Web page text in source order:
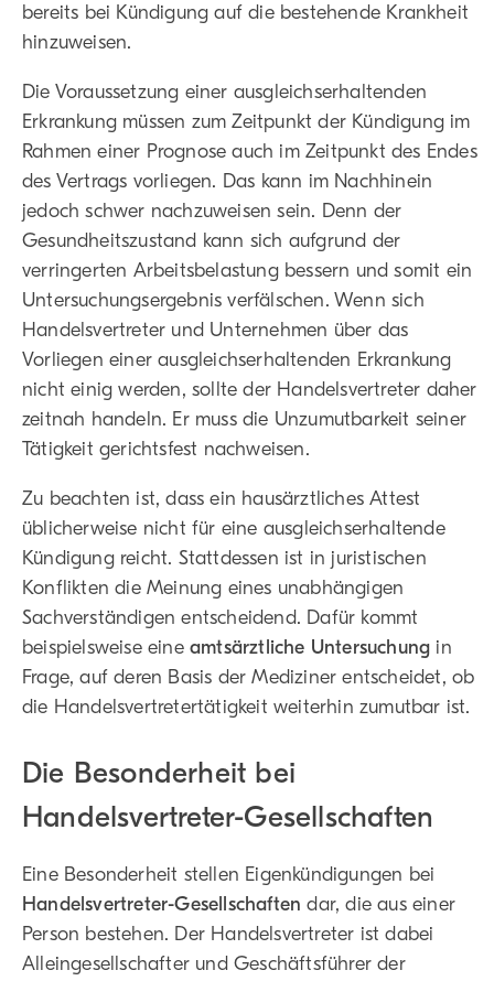
bereits bei Kündigung auf die bestehende Krankheit
hinzuweisen.
Die Voraussetzung einer ausgleichserhaltenden
Erkrankung müssen zum Zeitpunkt der Kündigung im
Rahmen einer Prognose auch im Zeitpunkt des Endes
des Vertrags vorliegen. Das kann im Nachhinein
jedoch schwer nachzuweisen sein. Denn der
Gesundheitszustand kann sich aufgrund der
verringerten Arbeitsbelastung bessern und somit ein
Untersuchungsergebnis verfälschen. Wenn sich
Handelsvertreter und Unternehmen über das
Vorliegen einer ausgleichserhaltenden Erkrankung
nicht einig werden, sollte der Handelsvertreter daher
zeitnah handeln. Er muss die Unzumutbarkeit seiner
Tätigkeit gerichtsfest nachweisen.
Zu beachten ist, dass ein hausärztliches Attest
üblicherweise nicht für eine ausgleichserhaltende
Kündigung reicht. Stattdessen ist in juristischen
Konflikten die Meinung eines unabhängigen
Sachverständigen entscheidend. Dafür kommt
beispielsweise eine amtsärztliche Untersuchung in
Frage, auf deren Basis der Mediziner entscheidet, ob
die Handelsvertretertätigkeit weiterhin zumutbar ist.
Die Besonderheit bei
Handelsvertreter-Gesellschaften
Eine Besonderheit stellen Eigenkündigungen bei
Handelsvertreter-Gesellschaften dar, die aus einer
Person bestehen. Der Handelsvertreter ist dabei
Alleingesellschafter und Geschäftsführer der